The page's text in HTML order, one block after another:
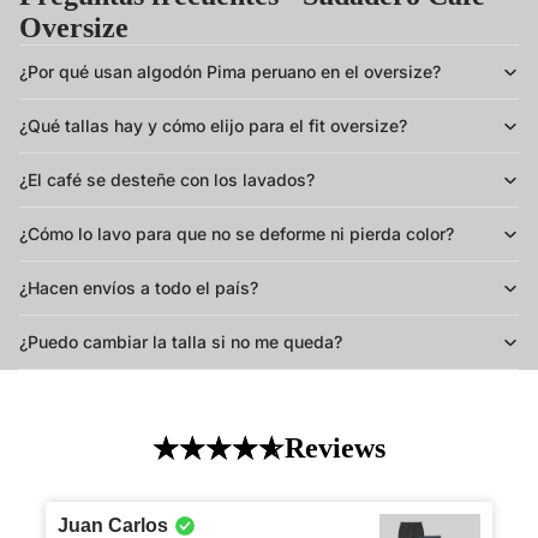
Oversize
¿Por qué usan algodón Pima peruano en el oversize?
¿Qué tallas hay y cómo elijo para el fit oversize?
¿El café se desteñe con los lavados?
¿Cómo lo lavo para que no se deforme ni pierda color?
¿Hacen envíos a todo el país?
¿Puedo cambiar la talla si no me queda?
Reviews
Juan Carlos